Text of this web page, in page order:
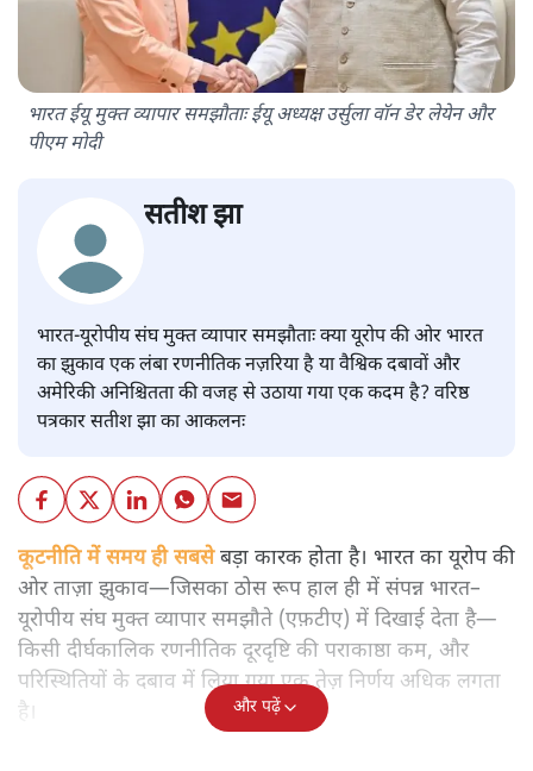
भारत ईयू मुक्त व्यापार समझौताः ईयू अध्यक्ष उर्सुला वॉन डेर लेयेन और
पीएम मोदी
सतीश झा
भारत-यूरोपीय संघ मुक्त व्यापार समझौताः क्या यूरोप की ओर भारत
का झुकाव एक लंबा रणनीतिक नज़रिया है या वैश्विक दबावों और
अमेरिकी अनिश्चितता की वजह से उठाया गया एक कदम है? वरिष्ठ
पत्रकार सतीश झा का आकलनः
कूटनीति में समय ही सबसेबड़ा कारक होता है। भारत का यूरोप की
ओर ताज़ा झुकाव—जिसका ठोस रूप हाल ही में संपन्न भारत–
यूरोपीय संघ मुक्त व्यापार समझौते (एफ़टीए) में दिखाई देता है—
किसी दीर्घकालिक रणनीतिक दूरदृष्टि की पराकाष्ठा कम, और
परिस्थितियों के दबाव में लिया गया एक तेज़ निर्णय अधिक लगता
है।
और पढ़ें